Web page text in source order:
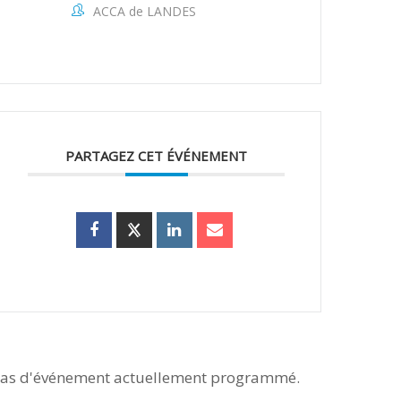
ACCA de LANDES
PARTAGEZ CET ÉVÉNEMENT
d'événement actuellement programmé.